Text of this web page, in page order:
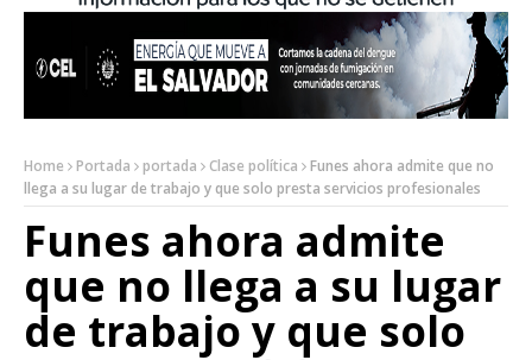
Home Portada portada Clase política
Funes ahora admite que no
llega a su lugar de trabajo y que solo presta servicios profesionales
Funes ahora admite
que no llega a su lugar
de trabajo y que solo